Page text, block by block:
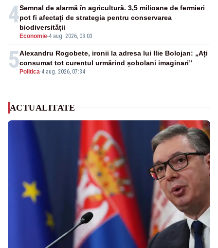
4
Economie-4 aug. 2026, 08:03
Semnal de alarmă în agricultură. 3,5 milioane de fermieri
pot fi afectați de strategia pentru conservarea
biodiversității
5 Politica-4 aug. 2026, 07:34
Alexandru Rogobete, ironii la adresa lui Ilie Bolojan: „Ați
consumat tot curentul urmărind șobolani imaginari”
ACTUALITATE